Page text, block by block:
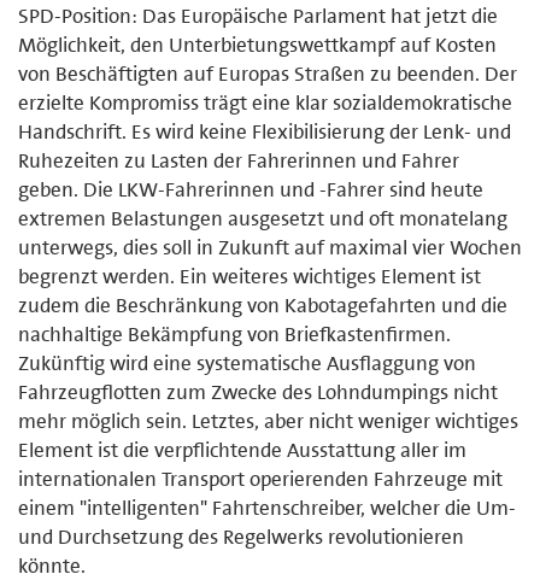
SPD-Position: Das Europäische Parlament hat jetzt die
Möglichkeit, den Unterbietungswettkampf auf Kosten
von Beschäftigten auf Europas Straßen zu beenden. Der
erzielte Kompromiss trägt eine klar sozialdemokratische
Handschrift. Es wird keine Flexibilisierung der Lenk- und
Ruhezeiten zu Lasten der Fahrerinnen und Fahrer
geben. Die LKW-Fahrerinnen und -Fahrer sind heute
extremen Belastungen ausgesetzt und oft monatelang
unterwegs, dies soll in Zukunft auf maximal vier Wochen
begrenzt werden. Ein weiteres wichtiges Element ist
zudem die Beschränkung von Kabotagefahrten und die
nachhaltige Bekämpfung von Briefkastenfirmen.
Zukünftig wird eine systematische Ausflaggung von
Fahrzeugflotten zum Zwecke des Lohndumpings nicht
mehr möglich sein. Letztes, aber nicht weniger wichtiges
Element ist die verpflichtende Ausstattung aller im
internationalen Transport operierenden Fahrzeuge mit
einem "intelligenten" Fahrtenschreiber, welcher die Um-
und Durchsetzung des Regelwerks revolutionieren
könnte.